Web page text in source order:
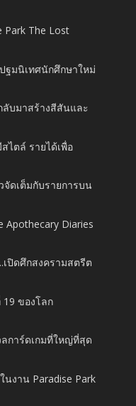
Park The Lost
ฐมนิเทศนักศึกษาใหม่
บมาสร้างสีสันและ
ไตล์ รายได้เพื่อ
ดเต็มกับรายการบน
Apothecary Diaries
เปิดศึกสงครามสตรีต
ของโลก
การ์ดเกมที่ใหญ่ที่สุด
งาน Paradise Park